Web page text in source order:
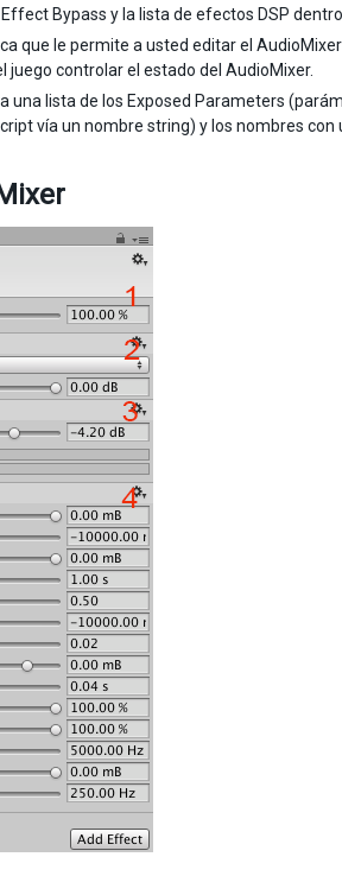
Bypass y la lista de efectos DSP
que le permite a usted editar el
controlar el estado del AudioMixer.
una lista de los Exposed Parameters
vía un nombre string) y los nombres con